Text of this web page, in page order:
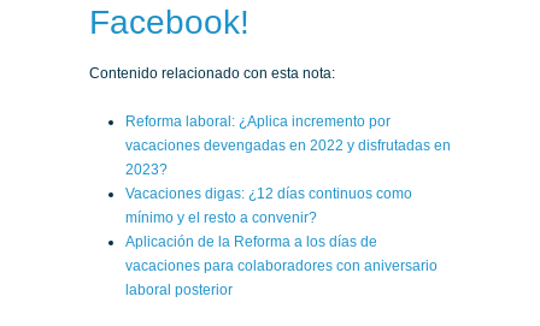
Facebook!
Contenido relacionado con esta nota:
Reforma laboral: ¿Aplica incremento por
vacaciones devengadas en 2022 y disfrutadas en
2023?
Vacaciones digas: ¿12 días continuos como
mínimo y el resto a convenir?
Aplicación de la Reforma a los días de
vacaciones para colaboradores con aniversario
laboral posterior